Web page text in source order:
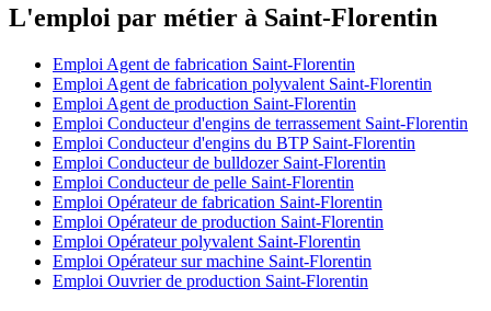
L'emploi par métier à Saint-Florentin
Emploi Agent de fabrication Saint-Florentin
Emploi Agent de fabrication polyvalent Saint-Florentin
Emploi Agent de production Saint-Florentin
Emploi Conducteur d'engins de terrassement Saint-Florentin
Emploi Conducteur d'engins du BTP Saint-Florentin
Emploi Conducteur de bulldozer Saint-Florentin
Emploi Conducteur de pelle Saint-Florentin
Emploi Opérateur de fabrication Saint-Florentin
Emploi Opérateur de production Saint-Florentin
Emploi Opérateur polyvalent Saint-Florentin
Emploi Opérateur sur machine Saint-Florentin
Emploi Ouvrier de production Saint-Florentin